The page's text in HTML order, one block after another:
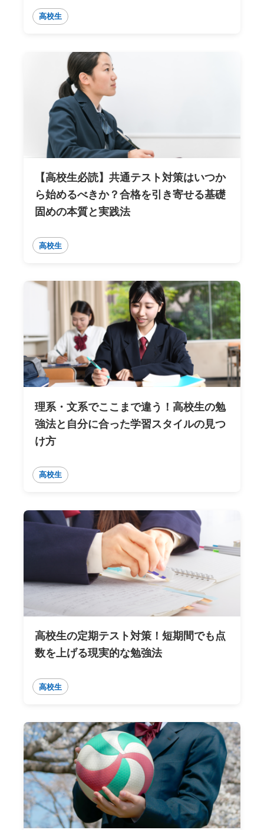
高校生
【高校生必読】共通テスト対策はいつか
ら始めるべきか？合格を引き寄せる基礎
固めの本質と実践法
高校生
理系・文系でここまで違う！高校生の勉
強法と自分に合った学習スタイルの見つ
け方
高校生
高校生の定期テスト対策！短期間でも点
数を上げる現実的な勉強法
高校生